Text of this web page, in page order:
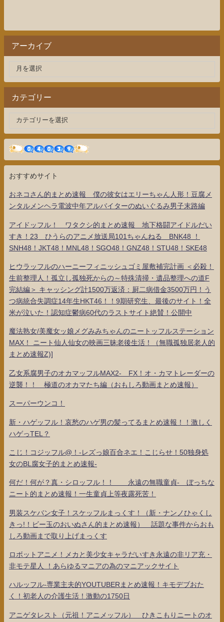
アーカイブ
カテゴリー
おすすめサイト
おネコさん的まとめ速報 僕の彼女はエリーちゃん人形！豆腐メ
ンタルメンヘラ電波中年アルバイターのぬいぐるみ男子末路編
アイドッフル！ ワタクシ的まとめ速報 地下格闘アイドルだい
すき！23 ひうらのアニメ放送局101ちゃんねる BNK48 ！
SNH48！JKT48！MNL48！SGO48！GNZ48！STU48！SKE48
ヒウラッフルのハーニーフィニッシュゴミ屋敷補完計画 ＜必殺！
生前整理人！孤立し孤独死からの～特殊清掃・遺品整理への道F
完結編＞ キャッシング計1500万返済：厨二病借金3500万円！う
つ病統合失調症14年生HKT46！！9期研究生、最後のサイト！全
米が泣いた！認知症鬱病60代のラストサイト絶賛！公開中
魔法熟女/美魔女ッ娘メグみみちゃんのニートッフルステーション
MAX！ ニート仙人仙女の映画三昧老後生活！（無職孤独居老人的
まとめ速報Z)]
乙女系腐男子のオカマッフルMAX2- FX！オ・カマトレーダーの
逆襲！！ 極道のオカマたち編（おもしろ動画まとめ速報）
スーパーウンコ！
新・ハゲッフル！哀愁のハゲ男の髪ってるまとめ速報！！激しく
ハゲっTEL？
こじ！コジッフル@！-レズっ娘百合ネエ！こじらせ！50独身処
女のBL腐女子的まとめ速報-
何だ！何が？真・シロッフル！！ 永遠の無職童貞- ぼっちな
ニート的まとめ速報！一生童貞上等夜露死苦！
男装スケバン女子！スケッフルまっくす！（新・ナンノひゃくし
きっ!！ビー玉のおいぬさん的まとめ速報） 話題な事件からおも
しろ動画まで取り上げまっくす
ロボットアニメ！メカと美少女キャラだいすき永遠の非リア充・
非モテ星人 ！あらゆるマニアの為のマニアックサイト
ハルッフル-専業主夫的YOUTUBERまとめ速報！キモデブおた
く！初老人の介護生活！激動の1750日
アニゲタレスト（元祖！アニメッフル） ひきこもりニートのオ